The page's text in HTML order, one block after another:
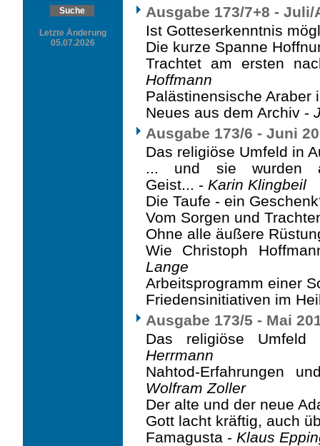
Letzte Änderung
05.07.2026
Ausgabe 173/7+8 - Juli/
Ist Gotteserkenntnis
Die kurze Spanne
Trachtet am ersten
Hoffmann
Palästinensische Araber
Neues aus dem Archiv -
Ausgabe 173/6 - Juni
Das religiöse Umfeld in
... und sie wurden
Geist... - Karin Klingbeil
Die Taufe - ein
Vom Sorgen und
Ohne alle äußere
Wie Christoph
Lange
Arbeitsprogramm einer
Friedensinitiativen im
Ausgabe 173/5 - Mai
Das religiöse
Herrmann
Nahtod-Erfahrungen
Wolfram Zoller
Der alte und der neue
Gott lacht kräftig, auch
Famagusta - Klaus